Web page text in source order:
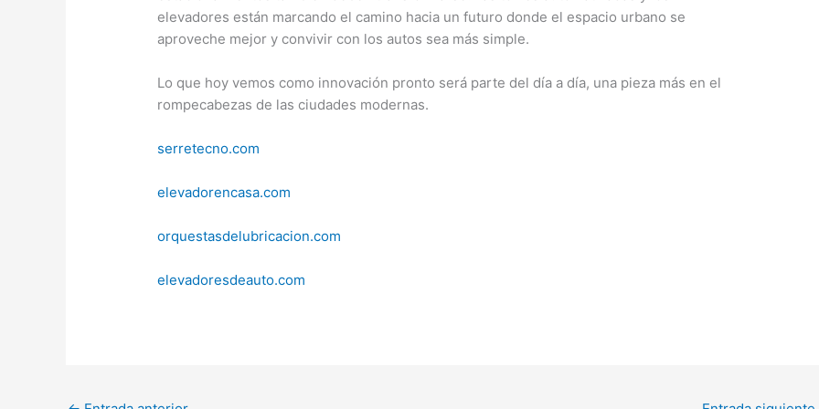
elevadores están marcando el camino hacia un futuro donde el espacio urbano se
aproveche mejor y convivir con los autos sea más simple.
Lo que hoy vemos como innovación pronto será parte del día a día, una pieza más en el
rompecabezas de las ciudades modernas.
serretecno.com
elevadorencasa.com
orquestasdelubricacion.com
elevadoresdeauto.com